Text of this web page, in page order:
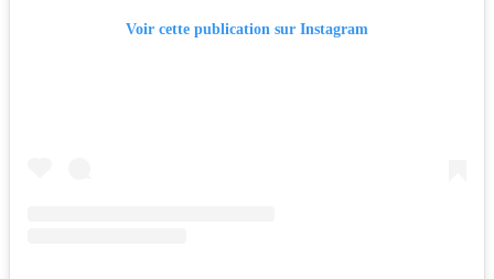
Voir cette publication sur Instagram